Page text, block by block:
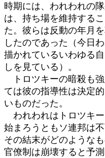
時期には、われわれの
は、持ち場を維持する
た。彼らは反動の年月
したのであった（今日
描かれているいわゆる
しを見ている）。
トロツキーの暗殺も
ては彼の指導性は決定
いものだった。
われわれはトロツキ
始まろうともソ連邦は
その結末がどのような
官僚制は崩壊すると予